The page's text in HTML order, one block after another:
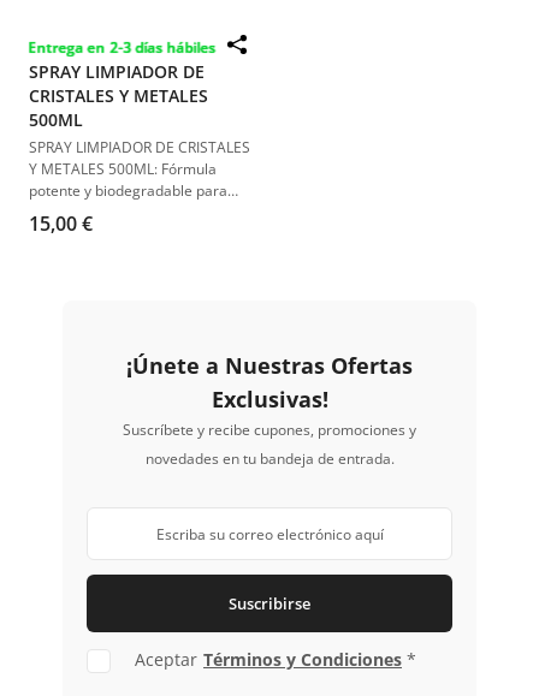
automotriz.
Entrega en 2-3 días hábiles
SPRAY LIMPIADOR DE
CRISTALES Y METALES
500ML
SPRAY LIMPIADOR DE CRISTALES
Y METALES 500ML: Fórmula
potente y biodegradable para
una limpieza eficaz y segura.
15,00 €
¡Únete a Nuestras Ofertas
Exclusivas!
Suscríbete y recibe cupones, promociones y
novedades en tu bandeja de entrada.
Suscribirse
Aceptar Términos y Condiciones *